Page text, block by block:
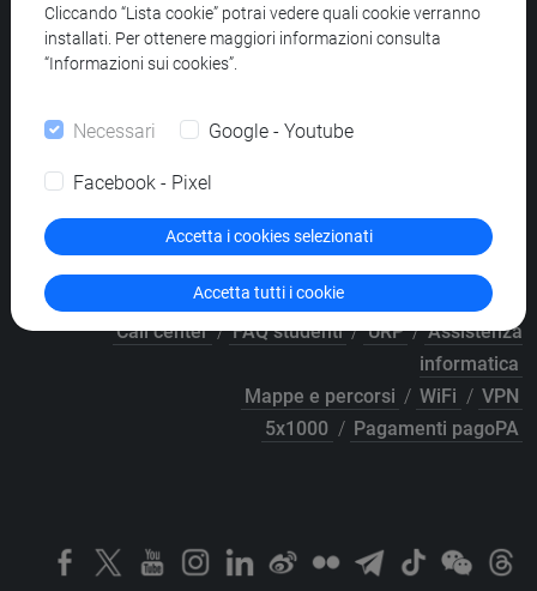
Privacy /Cookies/Credits e note legali
Accessibilità /Elenco siti tematici
Call center/FAQ studenti/URP/Assistenza
informatica
Mappe e percorsi / WiFi / VPN
5x1000 / Pagamenti pagoPA
Cliccando “Lista cookie” potrai vedere quali cookie verranno
installati. Per ottenere maggiori informazioni consulta
“Informazioni sui cookies”.
Necessari Google - Youtube
Facebook - Pixel
Accetta i cookies selezionati
Accetta tutti i cookie